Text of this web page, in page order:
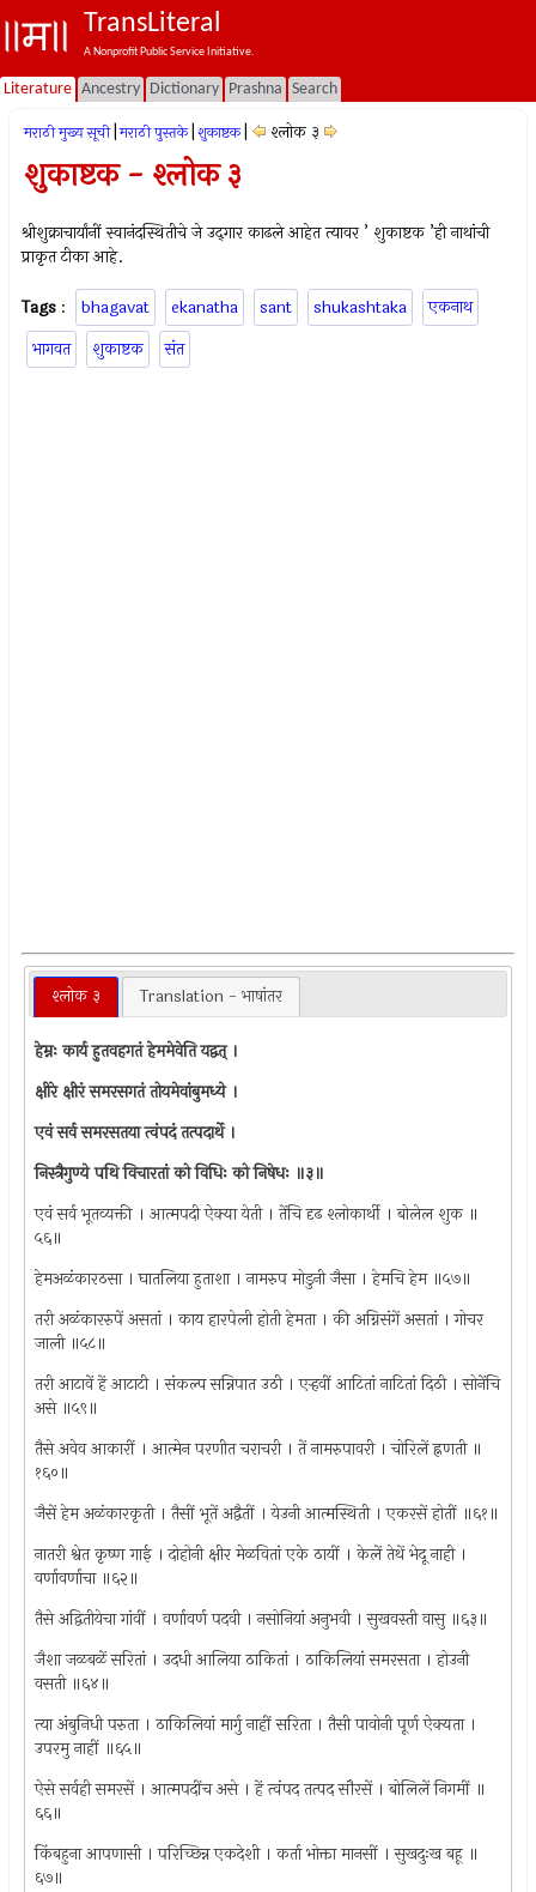
TransLiteral
A Nonprofit Public Service Initiative.
Literature Ancestry Dictionary Prashna Search
मराठी मुख्य सूची मराठी पुस्तके शुकाष्टक श्लोक ३
शुकाष्टक - श्लोक ३
श्रीशुक्राचार्यांनीं स्वानंदस्थितीचे जे उद्‍गार काढले आहेत त्यावर ’ शुकाष्टक ’ही नाथांची
प्राकृत टीका आहे.
Tags : bhagavat ekanatha sant shukashtaka
एकनाथ
भागवत
शुकाष्टक संत
श्लोक ३ Translation - भाषांतर
हेम्नः कार्य हुतवहगतं हेममेवेति यद्वत् ।
क्षीरे क्षीरं समरसगतं तोयमेवांबुमध्ये ।
एवं सर्व समरसतया त्वंपदं तत्पदार्थे ।
निस्त्रैगुण्ये पथि विचारतां को विधिः को निषेधः ॥३॥
एवं सर्व भूतव्यक्ती । आत्मपदी ऐक्या येती । तेंचि दृढ श्लोकार्थी । बोलेल शुक ॥
५६॥
हेमअळंकारठसा । घातलिया हुताशा । नामरुप मोडुनी जैसा । हेमचि हेम ॥५७॥
तरी अळंकाररुपें असतां । काय हारपेली होती हेमता । की अग्निसंगें असतां । गोचर
जाली ॥५८॥
तरी आटावें हें आटाटी । संकल्प सन्निपात उठी । एर्‍हवीं आटितां नाटितां दिठी । सोनेंचि
असे ॥५९॥
तैसे अवेव आकारीं । आत्मेन परणीत चराचरी । तें नामरुपावरी । चोरिलें ह्नणती ॥
१६०॥
जैसें हेम अळंकारकृती । तैसीं भूतें अद्वैतीं । येउनी आत्मस्थिती । एकरसें होतीं ॥६१॥
नातरी श्वेत कृष्ण गाई । दोहोनी क्षीर मेळवितां एके ठायीं । केलें तेथें भेदू नाही ।
वर्णावर्णाचा ॥६२॥
तैसे अद्वितीयेचा गांवीं । वर्णावर्ण पदवी । नसोनियां अनुभवी । सुखवस्ती वासु ॥६३॥
जैशा जळबळें सरितां । उदधी आलिया ठाकितां । ठाकिलियां समरसता । होउनी
वसती ॥६४॥
त्या अंबुनिधी परुता । ठाकिलियां मार्गु नाहीं सरिता । तैसी पावोनी पूर्ण ऐक्यता ।
उपरमु नाहीं ॥६५॥
ऐसे सर्वही समरसें । आत्मपदींच असे । हें त्वंपद तत्पद सौरसें । बोलिलें निगमीं ॥
६६॥
किंबहुना आपणासी । परिच्छिन्न एकदेशी । कर्ता भोक्ता मानसीं । सुखदुःख बहू ॥
६७॥